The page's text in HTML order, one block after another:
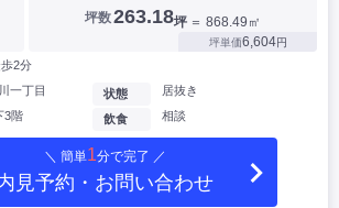
坪数263.18坪 ＝ 868.49㎡
坪単価6,604円
2分
一丁目
3階
状態 居抜き
飲食 相談
＼ 簡単1分で完了 ／
見予約・お問い合わせ